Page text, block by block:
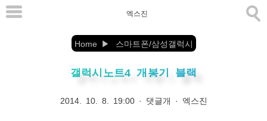
본
엑스진
Home 스마트폰/삼성갤럭시
갤럭시노트4 개봉기 블랙
2014. 10. 8. 19:00· 댓글개 · 엑스진